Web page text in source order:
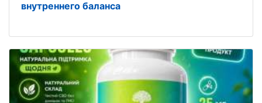
внутреннего баланса